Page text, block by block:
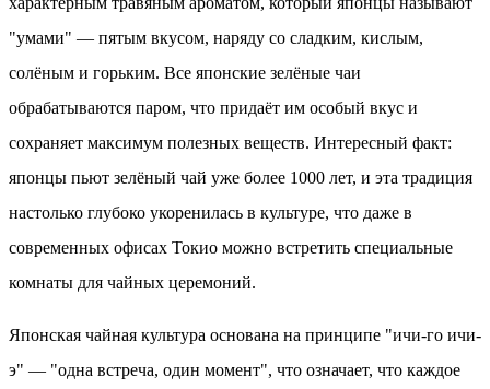
"умами" — пятым вкусом, наряду со сладким, кислым,
солёным и горьким. Все японские зелёные чаи
обрабатываются паром, что придаёт им особый вкус и
сохраняет максимум полезных веществ. Интересный факт:
японцы пьют зелёный чай уже более 1000 лет, и эта традиция
настолько глубоко укоренилась в культуре, что даже в
современных офисах Токио можно встретить специальные
комнаты для чайных церемоний.
Японская чайная культура основана на принципе "ичи-го ичи-
э" — "одна встреча, один момент", что означает, что каждое